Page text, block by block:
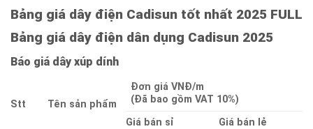
Bảng giá dây điện Cadisun tốt nhất 2025 FULL
Bảng giá dây điện dân dụng Cadisun 2025
Báo giá dây xúp dính
Stt Tên sản phẩm
Đơn giá VNĐ/m
(Đã bao gồm VAT 10%)
Giá bán sỉ
Giá bán lẻ